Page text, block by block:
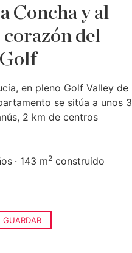
Concha y al
del
en pleno Golf Valley de
se sitúa a unos 3
2 km de centros
143 m2 construido
GUARDAR